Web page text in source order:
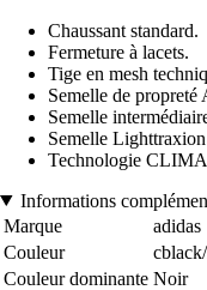
Chaussant standard.
Fermeture à lacets.
Tige en mesh
Semelle de
Semelle
Semelle
Technologie
Informations
Marque
adidas
Couleur
Couleur dominante Noir